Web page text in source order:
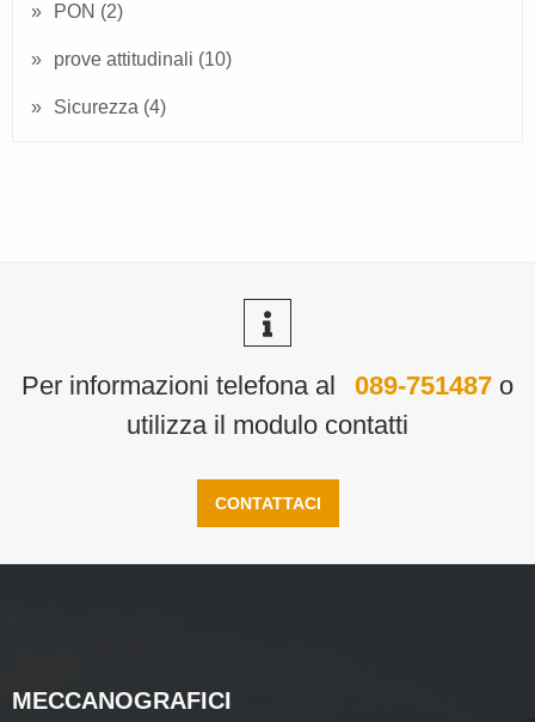
PON (2)
prove attitudinali (10)
Sicurezza (4)
Per informazioni telefona al 089-751487 o
utilizza il modulo contatti
CONTATTACI
MECCANOGRAFICI